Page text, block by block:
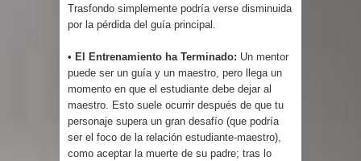
Trasfondo simplemente podría verse disminuida
por la pérdida del guía principal.
• El Entrenamiento ha Terminado: Un mentor
puede ser un guía y un maestro, pero llega un
momento en que el estudiante debe dejar al
maestro. Esto suele ocurrir después de que tu
personaje supera un gran desafío (que podría
ser el foco de la relación estudiante-maestro),
como aceptar la muerte de su padre; tras lo